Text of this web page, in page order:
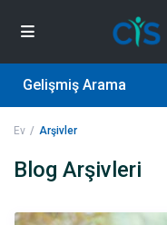
Gelişmiş Arama
Ev Arşivler
Blog Arşivleri